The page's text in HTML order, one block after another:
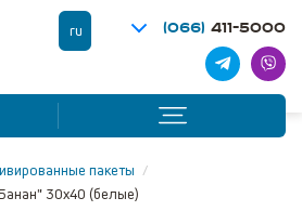
ru (066) 411-5000
пакеты /
30x40 (белые)